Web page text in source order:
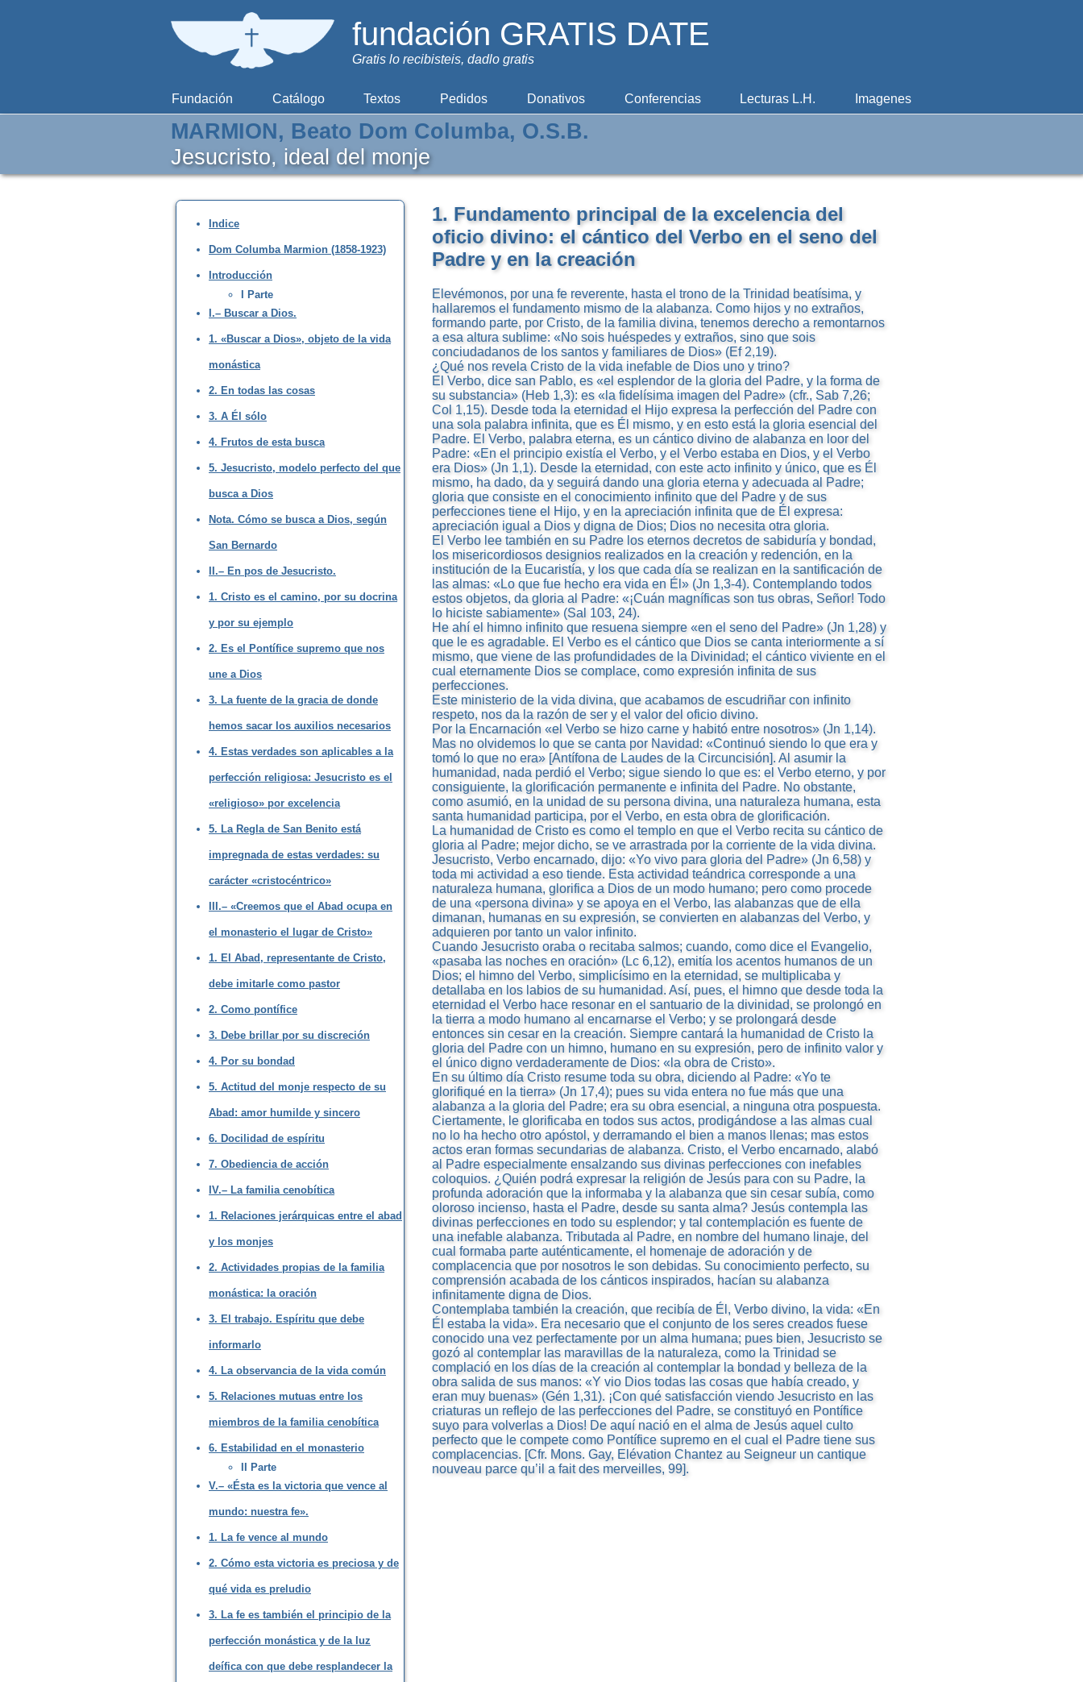
fundación GRATIS DATE
Gratis lo recibisteis, dadlo gratis
Fundación Catálogo Textos Pedidos Donativos Conferencias Lecturas L.H. Imagenes
MARMION, Beato Dom Columba, O.S.B.
Jesucristo, ideal del monje
Indice
Dom Columba Marmion (1858-1923)
Introducción
I Parte
I.– Buscar a Dios.
1. «Buscar a Dios», objeto de la vida
monástica
2. En todas las cosas
3. A Él sólo
4. Frutos de esta busca
5. Jesucristo, modelo perfecto del que
busca a Dios
Nota. Cómo se busca a Dios, según
San Bernardo
II.– En pos de Jesucristo.
1. Cristo es el camino, por su docrina
y por su ejemplo
2. Es el Pontífice supremo que nos
une a Dios
3. La fuente de la gracia de donde
hemos sacar los auxilios necesarios
4. Estas verdades son aplicables a la
perfección religiosa: Jesucristo es el
«religioso» por excelencia
5. La Regla de San Benito está
impregnada de estas verdades: su
carácter «cristocéntrico»
III.– «Creemos que el Abad ocupa en
el monasterio el lugar de Cristo»
1. El Abad, representante de Cristo,
debe imitarle como pastor
2. Como pontífice
3. Debe brillar por su discreción
4. Por su bondad
5. Actitud del monje respecto de su
Abad: amor humilde y sincero
6. Docilidad de espíritu
7. Obediencia de acción
IV.– La familia cenobítica
1. Relaciones jerárquicas entre el abad
y los monjes
2. Actividades propias de la familia
monástica: la oración
3. El trabajo. Espíritu que debe
informarlo
4. La observancia de la vida común
5. Relaciones mutuas entre los
miembros de la familia cenobítica
6. Estabilidad en el monasterio
II Parte
V.– «Ésta es la victoria que vence al
mundo: nuestra fe».
1. La fe vence al mundo
2. Cómo esta victoria es preciosa y de
qué vida es preludio
3. La fe es también el principio de la
perfección monástica y de la luz
deífica con que debe resplandecer la
1. Fundamento principal de la excelencia del
oficio divino: el cántico del Verbo en el seno del
Padre y en la creación
Elevémonos, por una fe reverente, hasta el trono de la Trinidad beatísima, y
hallaremos el fundamento mismo de la alabanza. Como hijos y no extraños,
formando parte, por Cristo, de la familia divina, tenemos derecho a remontarnos
a esa altura sublime: «No sois huéspedes y extraños, sino que sois
conciudadanos de los santos y familiares de Dios» (Ef 2,19).
¿Qué nos revela Cristo de la vida inefable de Dios uno y trino?
El Verbo, dice san Pablo, es «el esplendor de la gloria del Padre, y la forma de
su substancia» (Heb 1,3): es «la fidelísima imagen del Padre» (cfr., Sab 7,26;
Col 1,15). Desde toda la eternidad el Hijo expresa la perfección del Padre con
una sola palabra infinita, que es Él mismo, y en esto está la gloria esencial del
Padre. El Verbo, palabra eterna, es un cántico divino de alabanza en loor del
Padre: «En el principio existía el Verbo, y el Verbo estaba en Dios, y el Verbo
era Dios» (Jn 1,1). Desde la eternidad, con este acto infinito y único, que es Él
mismo, ha dado, da y seguirá dando una gloria eterna y adecuada al Padre;
gloria que consiste en el conocimiento infinito que del Padre y de sus
perfecciones tiene el Hijo, y en la apreciación infinita que de Él expresa:
apreciación igual a Dios y digna de Dios; Dios no necesita otra gloria.
El Verbo lee también en su Padre los eternos decretos de sabiduría y bondad,
los misericordiosos designios realizados en la creación y redención, en la
institución de la Eucaristía, y los que cada día se realizan en la santificación de
las almas: «Lo que fue hecho era vida en Él» (Jn 1,3-4). Contemplando todos
estos objetos, da gloria al Padre: «¡Cuán magníficas son tus obras, Señor! Todo
lo hiciste sabiamente» (Sal 103, 24).
He ahí el himno infinito que resuena siempre «en el seno del Padre» (Jn 1,28) y
que le es agradable. El Verbo es el cántico que Dios se canta interiormente a sí
mismo, que viene de las profundidades de la Divinidad; el cántico viviente en el
cual eternamente Dios se complace, como expresión infinita de sus
perfecciones.
Este ministerio de la vida divina, que acabamos de escudriñar con infinito
respeto, nos da la razón de ser y el valor del oficio divino.
Por la Encarnación «el Verbo se hizo carne y habitó entre nosotros» (Jn 1,14).
Mas no olvidemos lo que se canta por Navidad: «Continuó siendo lo que era y
tomó lo que no era» [Antífona de Laudes de la Circuncisión]. Al asumir la
humanidad, nada perdió el Verbo; sigue siendo lo que es: el Verbo eterno, y por
consiguiente, la glorificación permanente e infinita del Padre. No obstante,
como asumió, en la unidad de su persona divina, una naturaleza humana, esta
santa humanidad participa, por el Verbo, en esta obra de glorificación.
La humanidad de Cristo es como el templo en que el Verbo recita su cántico de
gloria al Padre; mejor dicho, se ve arrastrada por la corriente de la vida divina.
Jesucristo, Verbo encarnado, dijo: «Yo vivo para gloria del Padre» (Jn 6,58) y
toda mi actividad a eso tiende. Esta actividad teándrica corresponde a una
naturaleza humana, glorifica a Dios de un modo humano; pero como procede
de una «persona divina» y se apoya en el Verbo, las alabanzas que de ella
dimanan, humanas en su expresión, se convierten en alabanzas del Verbo, y
adquieren por tanto un valor infinito.
Cuando Jesucristo oraba o recitaba salmos; cuando, como dice el Evangelio,
«pasaba las noches en oración» (Lc 6,12), emitía los acentos humanos de un
Dios; el himno del Verbo, simplicísimo en la eternidad, se multiplicaba y
detallaba en los labios de su humanidad. Así, pues, el himno que desde toda la
eternidad el Verbo hace resonar en el santuario de la divinidad, se prolongó en
la tierra a modo humano al encarnarse el Verbo; y se prolongará desde
entonces sin cesar en la creación. Siempre cantará la humanidad de Cristo la
gloria del Padre con un himno, humano en su expresión, pero de infinito valor y
el único digno verdaderamente de Dios: «la obra de Cristo».
En su último día Cristo resume toda su obra, diciendo al Padre: «Yo te
glorifiqué en la tierra» (Jn 17,4); pues su vida entera no fue más que una
alabanza a la gloria del Padre; era su obra esencial, a ninguna otra pospuesta.
Ciertamente, le glorificaba en todos sus actos, prodigándose a las almas cual
no lo ha hecho otro apóstol, y derramando el bien a manos llenas; mas estos
actos eran formas secundarias de alabanza. Cristo, el Verbo encarnado, alabó
al Padre especialmente ensalzando sus divinas perfecciones con inefables
coloquios. ¿Quién podrá expresar la religión de Jesús para con su Padre, la
profunda adoración que la informaba y la alabanza que sin cesar subía, como
oloroso incienso, hasta el Padre, desde su santa alma? Jesús contempla las
divinas perfecciones en todo su esplendor; y tal contemplación es fuente de
una inefable alabanza. Tributada al Padre, en nombre del humano linaje, del
cual formaba parte auténticamente, el homenaje de adoración y de
complacencia que por nosotros le son debidas. Su conocimiento perfecto, su
comprensión acabada de los cánticos inspirados, hacían su alabanza
infinitamente digna de Dios.
Contemplaba también la creación, que recibía de Él, Verbo divino, la vida: «En
Él estaba la vida». Era necesario que el conjunto de los seres creados fuese
conocido una vez perfectamente por un alma humana; pues bien, Jesucristo se
gozó al contemplar las maravillas de la naturaleza, como la Trinidad se
complació en los días de la creación al contemplar la bondad y belleza de la
obra salida de sus manos: «Y vio Dios todas las cosas que había creado, y
eran muy buenas» (Gén 1,31). ¡Con qué satisfacción viendo Jesucristo en las
criaturas un reflejo de las perfecciones del Padre, se constituyó en Pontífice
suyo para volverlas a Dios! De aquí nació en el alma de Jesús aquel culto
perfecto que le compete como Pontífice supremo en el cual el Padre tiene sus
complacencias. [Cfr. Mons. Gay, Elévation Chantez au Seigneur un cantique
nouveau parce qu’il a fait des merveilles, 99].